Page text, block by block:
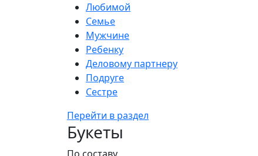
Любимой
Семье
Мужчине
Ребенку
Деловому партнеру
Подруге
Сестре
Перейти в раздел
Букеты